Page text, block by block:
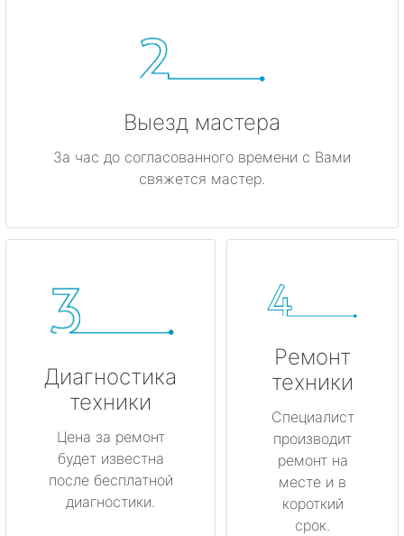
Выезд мастера
За час до согласованного времени с Вами
свяжется мастер.
Диагностика
техники
Цена за ремонт
будет известна
после бесплатной
диагностики.
Ремонт
техники
Специалист
производит
ремонт на
месте и в
короткий
срок.